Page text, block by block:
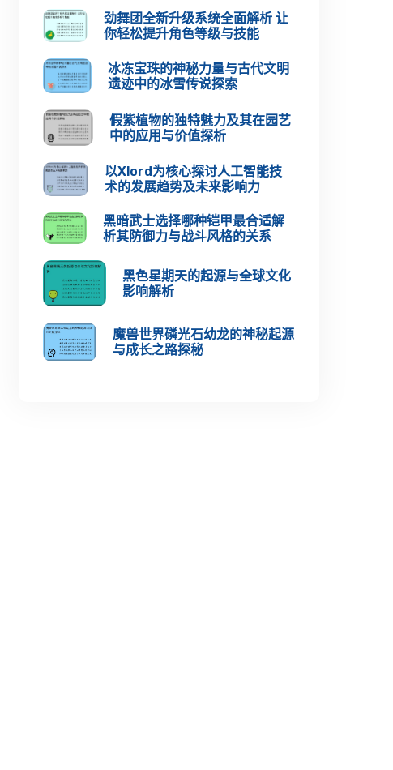
劲舞团全新升级系统全面解析 让
你轻松提升角色等级与技能
冰冻宝珠的神秘力量与古代文明
遗迹中的冰雪传说探索
假紫植物的独特魅力及其在园艺
中的应用与价值探析
以Xlord为核心探讨人工智能技
术的发展趋势及未来影响力
黑暗武士选择哪种铠甲最合适解
析其防御力与战斗风格的关系
黑色星期天的起源与全球文化
影响解析
魔兽世界磷光石幼龙的神秘起源
与成长之路探秘